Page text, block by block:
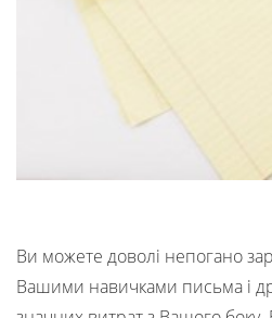
Ви можете доволі непогано
Вашими навичками письма і